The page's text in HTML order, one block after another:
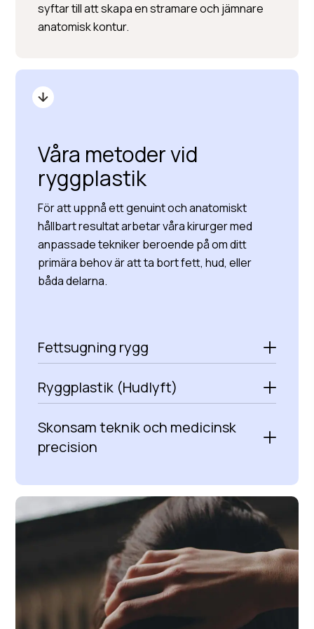
syftar till att skapa en stramare och jämnare
anatomisk kontur.
Våra metoder vid
ryggplastik
För att uppnå ett genuint och anatomiskt
hållbart resultat arbetar våra kirurger med
anpassade tekniker beroende på om ditt
primära behov är att ta bort fett, hud, eller
båda delarna.
Fettsugning rygg
Ryggplastik (Hudlyft)
Skonsam teknik och medicinsk
precision